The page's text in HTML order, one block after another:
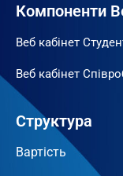
Компоненти
Веб кабінет
Веб кабінет
Структура
Вартість